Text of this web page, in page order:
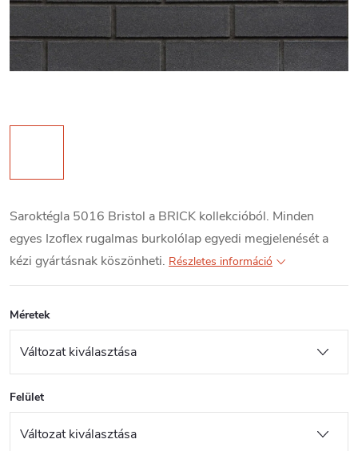
Saroktégla 5016 Bristol a BRICK kollekcióból. Minden
egyes Izoflex rugalmas burkolólap egyedi megjelenését a
kézi gyártásnak köszönheti. Részletes információ
Méretek
Felület